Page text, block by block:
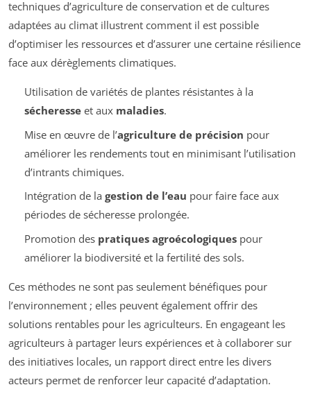
techniques d’agriculture de conservation et de cultures
adaptées au climat illustrent comment il est possible
d’optimiser les ressources et d’assurer une certaine résilience
face aux dérèglements climatiques.
Utilisation de variétés de plantes résistantes à la
sécheresseet aux maladies.
Mise en œuvre de l’agriculture de précision pour
améliorer les rendements tout en minimisant l’utilisation
d’intrants chimiques.
Intégration de la gestion de l’eau pour faire face aux
périodes de sécheresse prolongée.
Promotion des pratiques agroécologiquespour
améliorer la biodiversité et la fertilité des sols.
Ces méthodes ne sont pas seulement bénéfiques pour
l’environnement ; elles peuvent également offrir des
solutions rentables pour les agriculteurs. En engageant les
agriculteurs à partager leurs expériences et à collaborer sur
des initiatives locales, un rapport direct entre les divers
acteurs permet de renforcer leur capacité d’adaptation.